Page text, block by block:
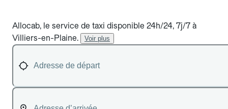
Allocab, le service de taxi disponible 24h/24, 7j/7 à
Villiers-en-Plaine.
Voir plus